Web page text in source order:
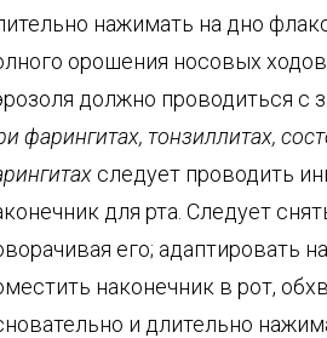
нажимать на дно
орошения носовых
должно проводиться с
фарингитах, тонзиллитах,
следует проводить
для рта. Следует
его; адаптировать
наконечник в рот,
и длительно